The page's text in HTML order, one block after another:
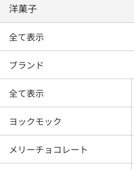
洋菓子
全て表示
ブランド
全て表示
ヨックモック
メリーチョコレート